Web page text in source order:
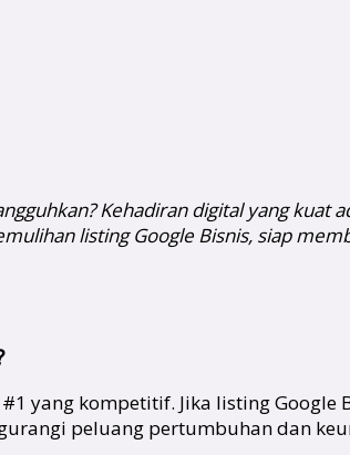
Kehadiran digital yang kuat
listing Google Bisnis, siap
yang kompetitif. Jika listing Google
peluang pertumbuhan dan